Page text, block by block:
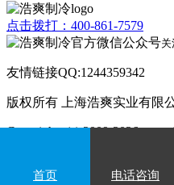
首页 电话咨询
点击拨打：400-861-7579
友情链接QQ:1244359342
版权所有 上海浩爽实业有限
Copyrights (c) 2009-2026